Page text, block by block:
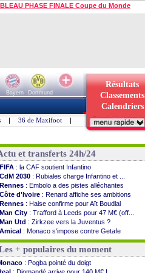
PHASE FINALE Coupe du Monde
Bayern
Dortmund
Résultats
Classements
Calendriers
| 36 de Maxifoot |
et transferts 24h/24
FIFA : la CAF soutient Infantino
CdM 2030 : Rubiales charge Infantino et ...
Rennes : Embolo a des pistes alléchantes
Côte d'Ivoire : Renard affiche ses ambitions
Rennes : Haise confirme pour Aït Boudlal
Man City : Trafford à Leeds pour 47 M€ (off...
Man Utd : Zirkzee vers la Juventus ?
Amical : Monaco s'impose contre Getafe
Nantes: Der Zakarian et sa relation avec Kita
OM: le club prêt à libérer Kondogbia ?
Monaco: le message touchant d'Akliouche
FIFA: Tebas en remet une couche
+ populaires du moment
: Pogba pointé du doigt